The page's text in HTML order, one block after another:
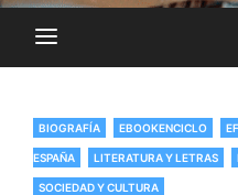
BIOGRAFÍA EBOOKENCICLO
ESPAÑA LITERATURA Y LETRAS
SOCIEDAD Y CULTURA